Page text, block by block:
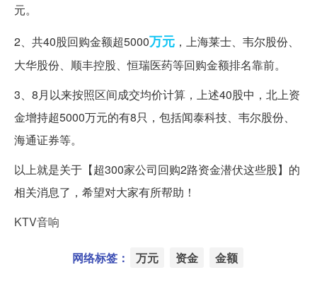
元。
2、共40股回购金额超5000万元 ，上海莱士、韦尔股份、
大华股份、顺丰控股、恒瑞医药等回购金额排名靠前。
3、8月以来按照区间成交均价计算，上述40股中，北上资
金增持超5000万元的有8只，包括闻泰科技、韦尔股份、
海通证券等。
以上就是关于【超300家公司回购2路资金潜伏这些股】的
相关消息了，希望对大家有所帮助！
KTV音响
网络标签： 万元 资金 金额